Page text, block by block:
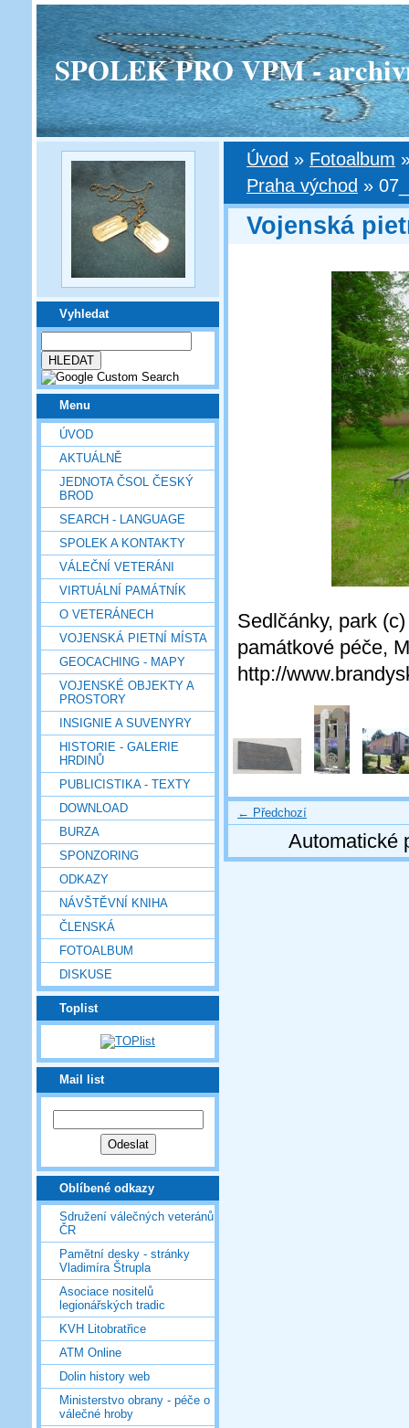
SPOLEK PRO VPM -
Vyhledat
Menu
ÚVOD
AKTUÁLNĚ
JEDNOTA ČSOL ČESKÝ
BROD
SEARCH - LANGUAGE
SPOLEK A KONTAKTY
VÁLEČNÍ VETERÁNI
VIRTUÁLNÍ PAMÁTNÍK
O VETERÁNECH
VOJENSKÁ PIETNÍ MÍSTA
GEOCACHING - MAPY
VOJENSKÉ OBJEKTY A
PROSTORY
INSIGNIE A SUVENYRY
HISTORIE - GALERIE
HRDINŮ
PUBLICISTIKA - TEXTY
DOWNLOAD
BURZA
SPONZORING
ODKAZY
NÁVŠTĚVNÍ KNIHA
ČLENSKÁ
FOTOALBUM
DISKUSE
Toplist
Mail list
Oblíbené odkazy
Sdružení válečných veteránů
ČR
Pamětní desky - stránky
Vladimíra Štrupla
Asociace nositelů
legionářských tradic
KVH Litobratřice
ATM Online
Dolin history web
Ministerstvo obrany - péče o
válečné hroby
Úvod » Fotoalbum
Praha východ »
Vojenská
Sedlčánky, park
památkové péče,
http://
← Předchozí
Automatické